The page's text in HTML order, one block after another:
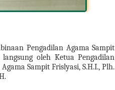
Pengadilan Agama Sampit
oleh Ketua Pengadilan
Sampit Frislyasi, S.H.I., Plh.